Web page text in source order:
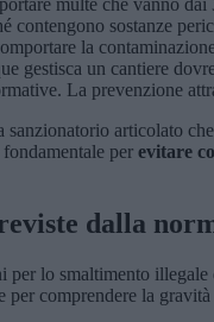
contengono sostanze
la
gestisca un cantiere
La prevenzione
sanzionatorio articolato
per evitare
dalla
per lo smaltimento
per comprendere la